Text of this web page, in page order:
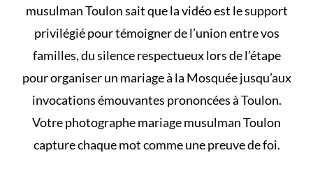
musulman Toulon sait que la vidéo est le support
privilégié pour témoigner de l’union entre vos
familles, du silence respectueux lors de l’étape
pourorganiser un mariage à la Mosquéejusqu’aux
invocations émouvantes prononcées à Toulon.
Votre photographe mariage musulman Toulon
capture chaque mot comme une preuve de foi.